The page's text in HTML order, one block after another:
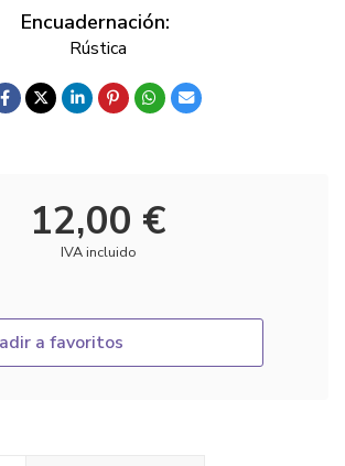
Encuadernación:
Rústica
12,00 €
IVA incluido
a favoritos